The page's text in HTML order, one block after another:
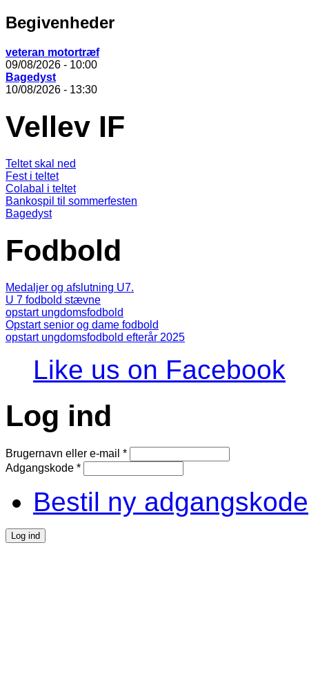
Begivenheder
veteran motortræf
09/08/2026 - 10:00
Bagedyst
10/08/2026 - 13:30
Vellev IF
Teltet skal ned
Fest i teltet
Colabal i teltet
Bankospil til sommerfesten
Bagedyst
Fodbold
Medaljer og afslutning U7.
U 7 fodbold stævne
opstart ungdomsfodbold
Opstart senior og dame fodbold
opstart ungdomsfodbold efterår 2025
Like us on Facebook
Log ind
Brugernavn eller e-mail *
Adgangskode *
Bestil ny adgangskode